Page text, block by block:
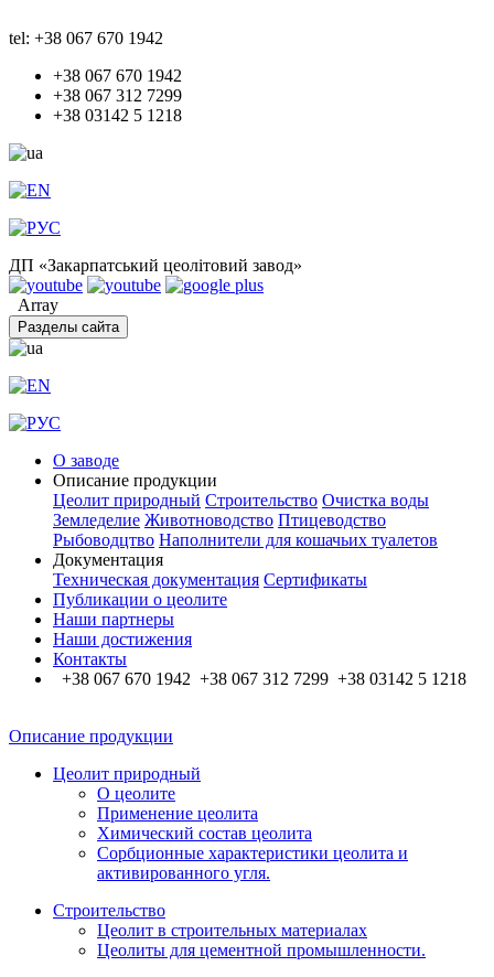
tel: +38 067 670 1942
+38 067 670 1942
+38 067 312 7299
+38 03142 5 1218
ДП «Закарпатський цеолітовий завод»
Array
Разделы сайта
О заводе
Описание продукции
Цеолит природный Строительство Очистка воды
Земледелие Животноводство Птицеводство
Рыбоводцтво Наполнители для кошачьих туалетов
Документация
Техническая документация Сертификаты
Публикации о цеолите
Наши партнеры
Наши достижения
Контакты
+38 067 670 1942 +38 067 312 7299 +38 03142 5 1218
Описание продукции
Цеолит природный
О цеолите
Применение цеолита
Химический состав цеолита
Сорбционные характеристики цеолита и
активированного угля.
Строительство
Цеолит в строительных материалах
Цеолиты для цементной промышленности.